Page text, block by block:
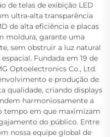
de telas de exibição LED
ultra-alta transparência
de alta eficiência e placas
moldura, garante uma
sem obstruir a luz natural
Fundada em 19 de
Optoelectronics Co., Ltd.
e produção de
qualidade, criando displays
harmoniosamente a
tempo em que maximizam
do público. Entre
nossa equipe global de